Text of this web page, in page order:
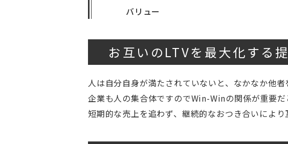
バリュー
お互いのLTVを最大化する
人は自分自身が満たされていないと、なかなか他者
企業も人の集合体ですのでWin-Winの関係が重要だ
短期的な売上を追わず、継続的なおつき合いによ